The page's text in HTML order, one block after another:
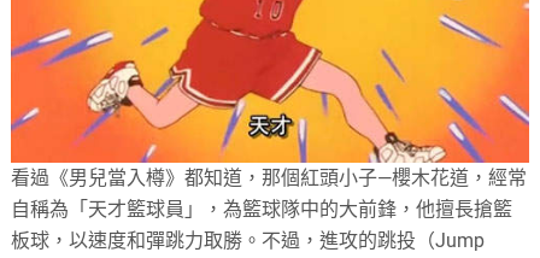
看過《男兒當入樽》都知道，那個紅頭小子—櫻木花道，經常
自稱為「天才籃球員」，為籃球隊中的大前鋒，他擅長搶籃
板球，以速度和彈跳力取勝。不過，進攻的跳投（Jump